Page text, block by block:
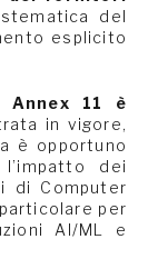
del
esplicito
Annex 11 è
in vigore,
è opportuno
dei
di Computer
per
AI/ML e